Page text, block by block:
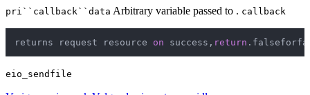
pri``callback``data Arbitrary variable passed to . callback
returns request resource on success, return
eio_sendfile